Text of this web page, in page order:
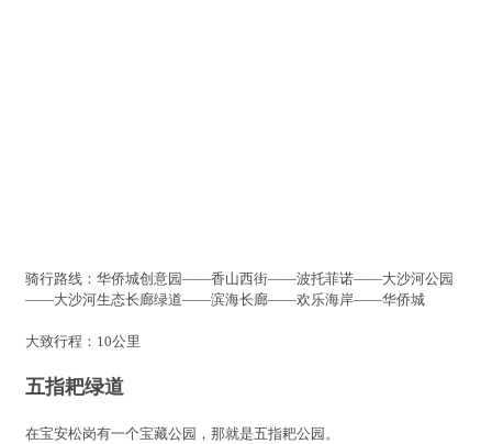
骑行路线：华侨城创意园——香山西街——波托菲诺——大沙河公园
——大沙河生态长廊绿道——滨海长廊——欢乐海岸——华侨城
大致行程：10公里
五指耙绿道
在宝安松岗有一个宝藏公园，那就是五指耙公园。